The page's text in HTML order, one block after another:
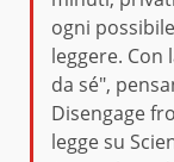
ogni
leggere.
da sé",
Disengage
legge su